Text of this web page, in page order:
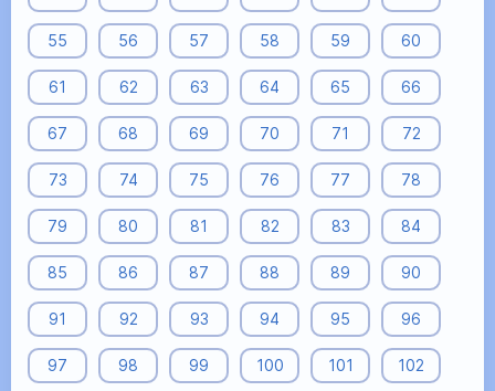
55 56 57 58 59 60
61 62 63 64 65 66
67 68 69 70 71 72
73 74 75 76 77 78
79 80 81 82 83 84
85 86 87 88 89 90
91 92 93 94 95 96
97 98 99 100 101 102